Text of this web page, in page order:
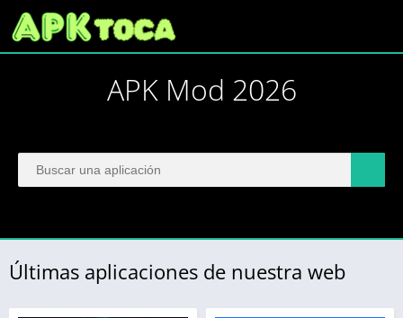
APK Mod 2026
Últimas aplicaciones de nuestra web